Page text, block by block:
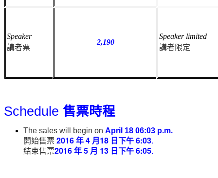
Speaker
講者票 2,190
Speaker limited
講者限定
Schedule 售票時程
The sales will begin on April 18 06:03 p.m.
開始售票2016年4 月18 日下午6:03.
結束售票2016年5 月 13 日下午6:05.